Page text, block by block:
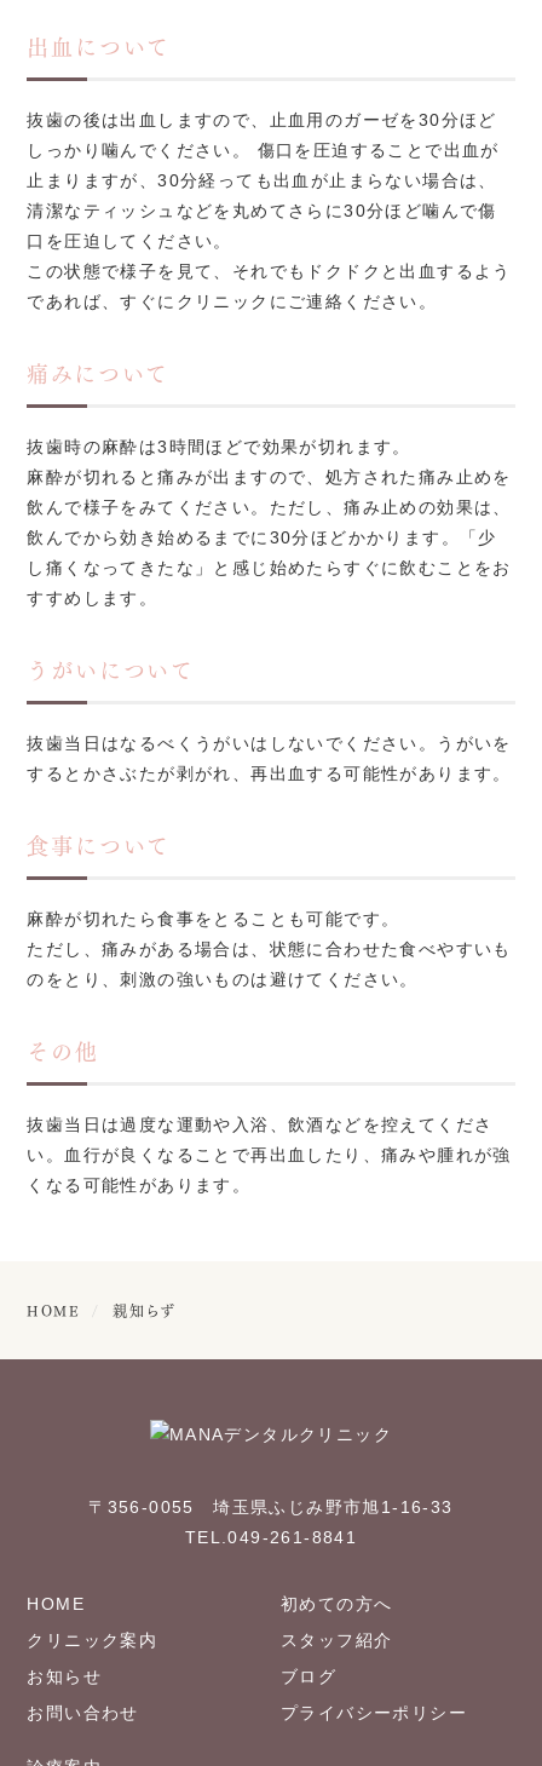
出血について
抜歯の後は出血しますので、止血用のガーゼを30分ほど
しっかり噛んでください。 傷口を圧迫することで出血が
止まりますが、30分経っても出血が止まらない場合は、
清潔なティッシュなどを丸めてさらに30分ほど噛んで傷
口を圧迫してください。
この状態で様子を見て、それでもドクドクと出血するよう
であれば、すぐにクリニックにご連絡ください。
痛みについて
抜歯時の麻酔は3時間ほどで効果が切れます。
麻酔が切れると痛みが出ますので、処方された痛み止めを
飲んで様子をみてください。ただし、痛み止めの効果は、
飲んでから効き始めるまでに30分ほどかかります。「少
し痛くなってきたな」と感じ始めたらすぐに飲むことをお
すすめします。
うがいについて
抜歯当日はなるべくうがいはしないでください。うがいを
するとかさぶたが剥がれ、再出血する可能性があります。
食事について
麻酔が切れたら食事をとることも可能です。
ただし、痛みがある場合は、状態に合わせた食べやすいも
のをとり、刺激の強いものは避けてください。
その他
抜歯当日は過度な運動や入浴、飲酒などを控えてくださ
い。血行が良くなることで再出血したり、痛みや腫れが強
くなる可能性があります。
HOME 親知らず
〒356-0055 埼玉県ふじみ野市旭1-16-33
TEL.049-261-8841
HOME
初めての方へ
クリニック案内
スタッフ紹介
お知らせ
ブログ
お問い合わせ
プライバシーポリシー